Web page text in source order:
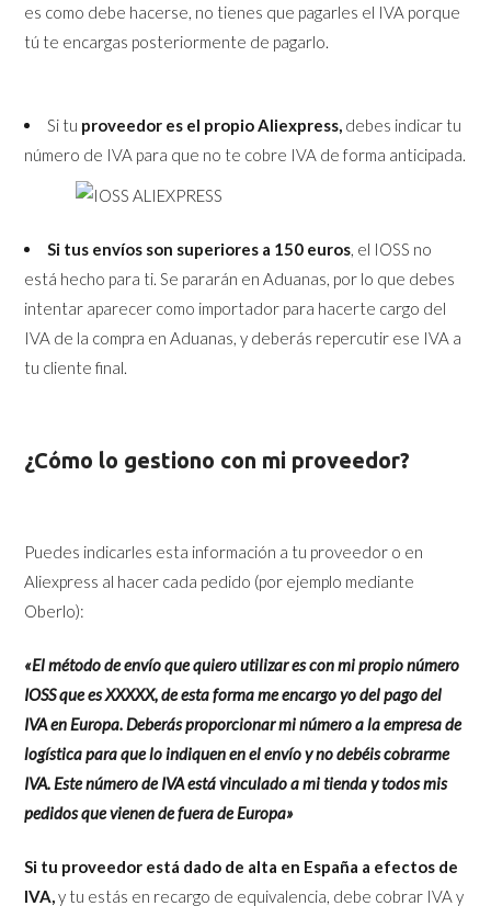
es como debe hacerse, no tienes que pagarles el IVA porque
tú te encargas posteriormente de pagarlo.
Si tu proveedor es el propio Aliexpress, debes indicar tu
número de IVA para que no te cobre IVA de forma anticipada.
Si tus envíos son superiores a 150 euros, el IOSS no
está hecho para ti. Se pararán en Aduanas, por lo que debes
intentar aparecer como importador para hacerte cargo del
IVA de la compra en Aduanas, y deberás repercutir ese IVA a
tu cliente final.
¿Cómo lo gestiono con mi proveedor?
Puedes indicarles esta información a tu proveedor o en
Aliexpress al hacer cada pedido (por ejemplo mediante
Oberlo):
«El método de envío que quiero utilizar es con mi propio número
IOSS que es XXXXX, de esta forma me encargo yo del pago del
IVA en Europa. Deberás proporcionar mi número a la empresa de
logística para que lo indiquen en el envío y no debéis cobrarme
IVA. Este número de IVA está vinculado a mi tienda y todos mis
pedidos que vienen de fuera de Europa»
Si tu proveedor está dado de alta en España a efectos de
IVA,y tu estás en recargo de equivalencia, debe cobrar IVA y